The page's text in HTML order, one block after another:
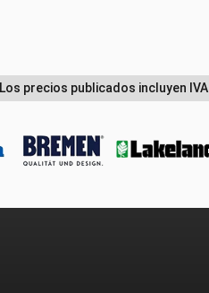
Los precios publicados incluyen IVA